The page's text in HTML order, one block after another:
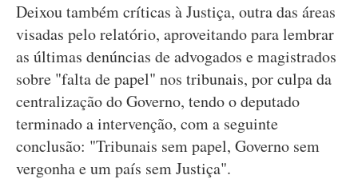
Deixou também críticas à Justiça, outra das áreas
visadas pelo relatório, aproveitando para lembrar
as últimas denúncias de advogados e magistrados
sobre "falta de papel" nos tribunais, por culpa da
centralização do Governo, tendo o deputado
terminado a intervenção, com a seguinte
conclusão: "Tribunais sem papel, Governo sem
vergonha e um país sem Justiça".